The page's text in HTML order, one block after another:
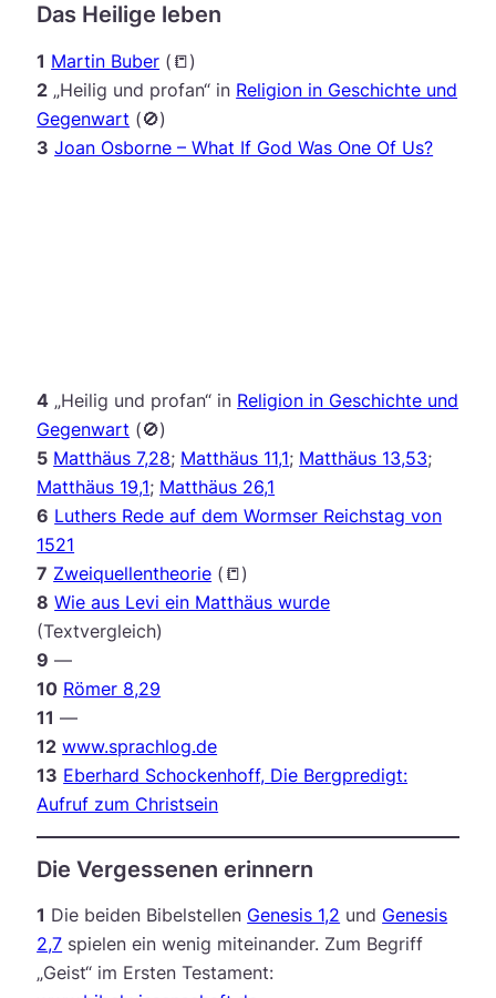
Das Heilige leben
1 Martin Buber (📒)
2 „Heilig und profan“ in Religion in Geschichte und
Gegenwart (🚫)
3 Joan Osborne – What If God Was One Of Us?
4 „Heilig und profan“ in Religion in Geschichte und
Gegenwart (🚫)
5 Matthäus 7,28; Matthäus 11,1; Matthäus 13,53;
Matthäus 19,1; Matthäus 26,1
6 Luthers Rede auf dem Wormser Reichstag von
1521
7 Zweiquellentheorie (📒)
8 Wie aus Levi ein Matthäus wurde
(Textvergleich)
9 —
10 Römer 8,29
11 —
12 www.sprachlog.de
13 Eberhard Schockenhoff, Die Bergpredigt:
Aufruf zum Christsein
Die Vergessenen erinnern
1 Die beiden Bibelstellen Genesis 1,2 und Genesis
2,7 spielen ein wenig miteinander. Zum Begriff
„Geist“ im Ersten Testament: